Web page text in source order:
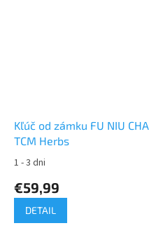
Kľúč od zámku FU NIU CHA
TCM Herbs
1 - 3 dni
€59,99
DETAIL